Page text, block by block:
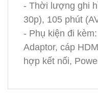
- Thời lượng ghi
30p), 105 phút
- Phụ kiện đi
Adaptor, cáp
hợp kết nối,